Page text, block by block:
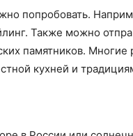
попробовать.
Также можно
памятников. Многие
кухней и